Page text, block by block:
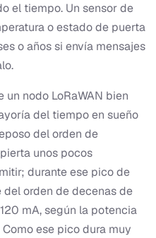
el tiempo. Un sensor de
o estado de puerta
o años si envía mensajes
un nodo LoRaWAN bien
del tiempo en sueño
del orden de
unos pocos
durante ese pico de
orden de decenas de
mA, según la potencia
ese pico dura muy